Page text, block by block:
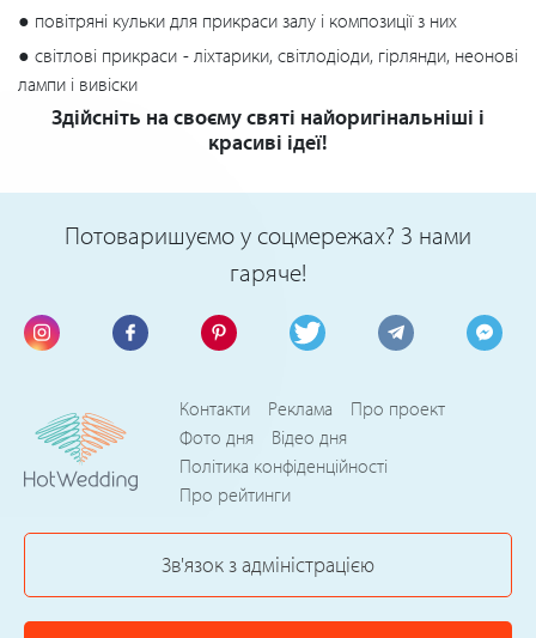
● повітряні кульки для прикраси залу і композиції з них
● світлові прикраси - ліхтарики, світлодіоди, гірлянди, неонові
лампи і вивіски
Здійсніть на своєму святі найоригінальніші і
красиві ідеї!
Потоваришуємо у соцмережах? З нами
гаряче!
Контакти Реклама
Про проект
Фото дня
Відео дня
Політика конфіденційності
Про рейтинги
Зв'язок з адміністрацією